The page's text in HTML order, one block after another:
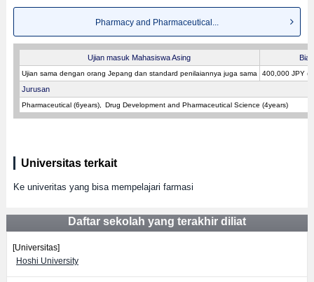
Pharmacy and Pharmaceutical...
Ujian masuk Mahasiswa Asing
Ujian sama dengan orang Jepang dan standard penilaiannya juga sama 400,000 JPY
Jurusan
Pharmaceutical (6years) Drug Development and Pharmaceutical Science (4years)
Universitas terkait
Ke univeritas yang bisa mempelajari farmasi
Daftar sekolah yang terakhir diliat
[Universitas]
Hoshi University